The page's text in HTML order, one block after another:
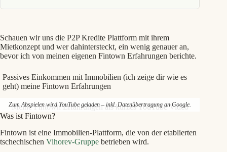
Schauen wir uns die P2P Kredite Plattform mit ihrem
Mietkonzept und wer dahintersteckt, ein wenig genauer an,
bevor ich von meinen eigenen Fintown Erfahrungen berichte.
Passives Einkommen mit Immobilien (ich zeige dir wie es
geht) meine Fintown Erfahrungen
Zum Abspielen wird YouTube geladen – inkl. Datenübertragung an Google.
Meine Fintown Erfahrungen als kurzes YouTube Video
Was ist Fintown?
Fintown ist eine Immobilien-Plattform, die von der etablierten
tschechischen Vihorev-Gruppe betrieben wird.